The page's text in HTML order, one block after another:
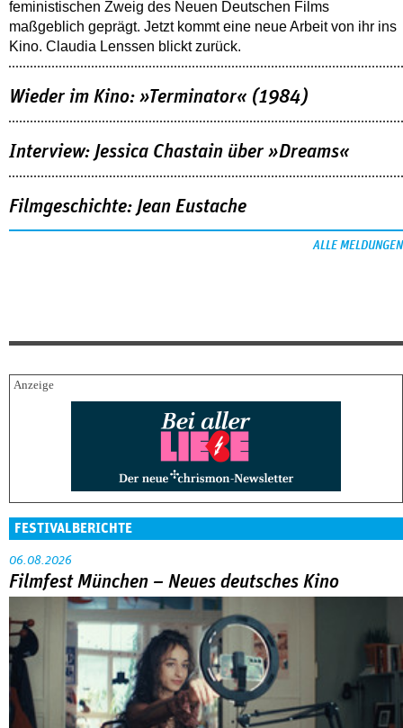
feministischen Zweig des Neuen Deutschen Films
maßgeblich geprägt. Jetzt kommt eine neue Arbeit von ihr ins
Kino. Claudia Lenssen blickt zurück.
Wieder im Kino: »Terminator« (1984)
Interview: Jessica Chastain über »Dreams«
Filmgeschichte: Jean Eustache
ALLE MELDUNGEN
FESTIVALBERICHTE
06.08.2026
Filmfest München – Neues deutsches Kino